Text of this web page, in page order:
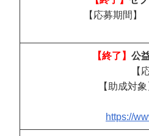
【応募期間
【終了】 公
【
【助成対
https://